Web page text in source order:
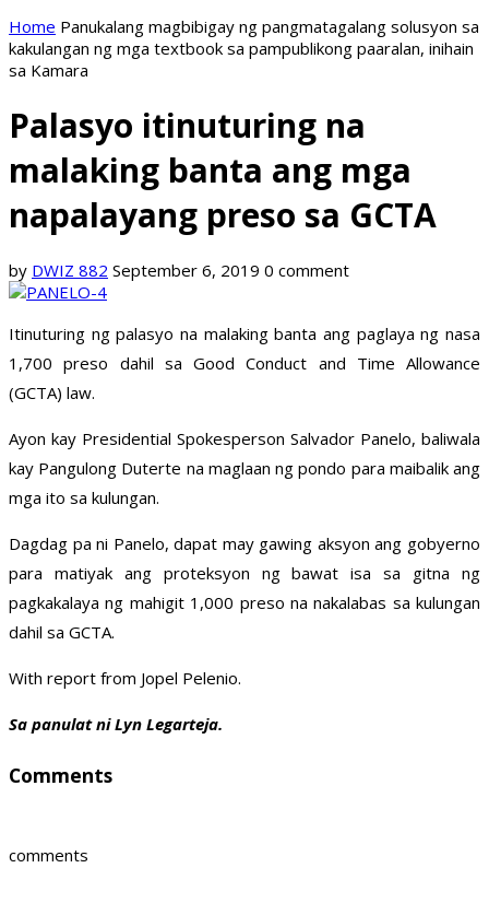
Home Panukalang magbibigay ng pangmatagalang solusyon sa
kakulangan ng mga textbook sa pampublikong paaralan, inihain
sa Kamara
Palasyo itinuturing na
malaking banta ang mga
napalayang preso sa GCTA
by DWIZ 882 September 6, 2019 0 comment
Itinuturing ng palasyo na malaking banta ang paglaya ng nasa
1,700 preso dahil sa Good Conduct and Time Allowance
(GCTA) law.
Ayon kay Presidential Spokesperson Salvador Panelo, baliwala
kay Pangulong Duterte na maglaan ng pondo para maibalik ang
mga ito sa kulungan.
Dagdag pa ni Panelo, dapat may gawing aksyon ang gobyerno
para matiyak ang proteksyon ng bawat isa sa gitna ng
pagkakalaya ng mahigit 1,000 preso na nakalabas sa kulungan
dahil sa GCTA.
With report from Jopel Pelenio.
Sa panulat ni Lyn Legarteja.
Comments
comments